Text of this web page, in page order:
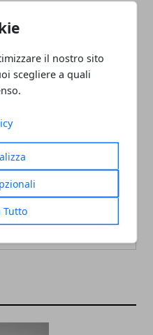
il nostro sito
scegliere a quali
Tutto
aperte ad un crossover?